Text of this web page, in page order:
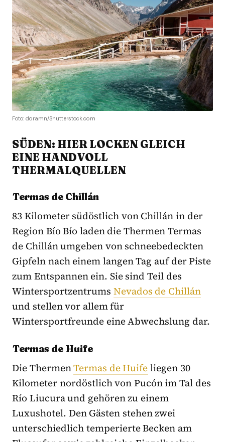
Foto: doramn/Shutterstock.com
SÜDEN: HIER LOCKEN GLEICH
EINE HANDVOLL
THERMALQUELLEN
Termas de Chillán
83 Kilometer südöstlich von Chillán in der
Region Bío Bío laden die Thermen Termas
de Chillán umgeben von schneebedeckten
Gipfeln nach einem langen Tag auf der Piste
zum Entspannen ein. Sie sind Teil des
Wintersportzentrums Nevados de Chillán
und stellen vor allem für
Wintersportfreunde eine Abwechslung dar.
Termas de Huife
Die ThermenTermas de Huifeliegen 30
Kilometer nordöstlich von Pucón im Tal des
Río Liucura und gehören zu einem
Luxushotel. Den Gästen stehen zwei
unterschiedlich temperierte Becken am